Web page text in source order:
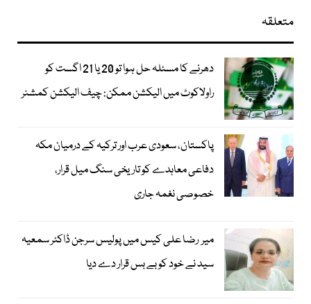
متعلقہ
دھرنے کا مسئلہ حل ہوا تو 20 یا 21 اگست کو
راولاکوٹ میں الیکشن ممکن: چیف الیکشن کمشنر
پاکستان، سعودی عرب اور ترکیہ کے درمیان مکہ
دفاعی معاہدے کو تاریخی سنگ میل قرار،
خصوصی نغمہ جاری
میر رضا علی کیس میں پولیس سرجن ڈاکٹر سمعیہ
سید نے خود کو بے بس قرار دے دیا